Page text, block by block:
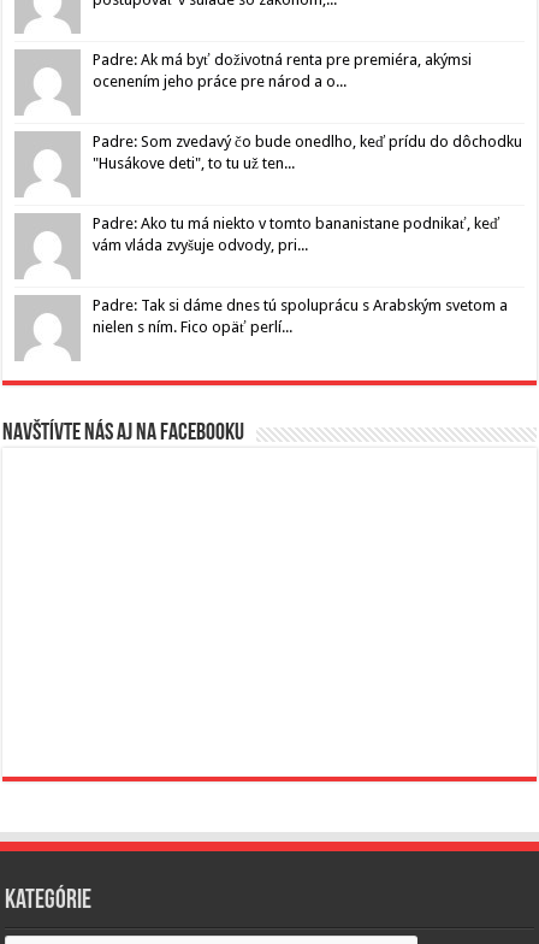
Padre: Ak má byť doživotná renta pre premiéra, akýmsi
ocenením jeho práce pre národ a o...
Padre: Som zvedavý čo bude onedlho, keď prídu do dôchodku
"Husákove deti", to tu už ten...
Padre: Ako tu má niekto v tomto bananistane podnikať, keď
vám vláda zvyšuje odvody, pri...
Padre: Tak si dáme dnes tú spoluprácu s Arabským svetom a
nielen s ním. Fico opäť perlí...
Navštívte nás aj na Facebooku
Kategórie